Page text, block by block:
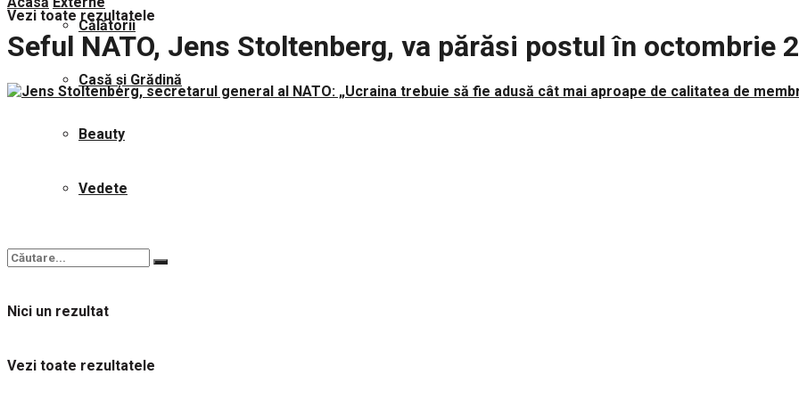
Călătorii
Casă și Grădină
Beauty
Vedete
Nici un rezultat
Vezi toate rezultatele
Vezi toate rezultatele
Seful NATO, Jens Stoltenberg, va părăsi postul în octombrie